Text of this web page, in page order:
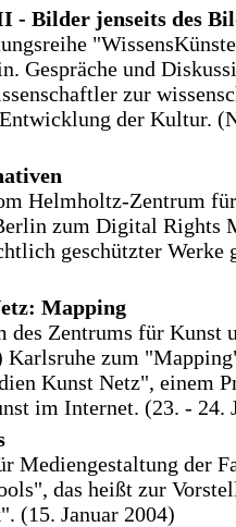
- Bilder jenseits des
Gespräche und
zur
der Kultur.
Helmholtz-Zentrum
zum Digital Rights
geschützter Werke
Mapping
des Zentrums für Kunst
zum
Kunst Netz", einem
im Internet. (23. - 24.
Mediengestaltung der
das heißt zur
(15. Januar 2004)